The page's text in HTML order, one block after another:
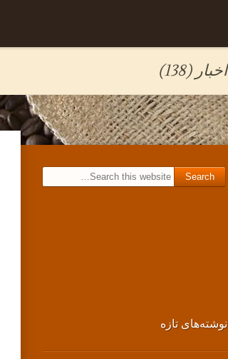
اخبار (138)
Search for:
نوشته‌های تازه